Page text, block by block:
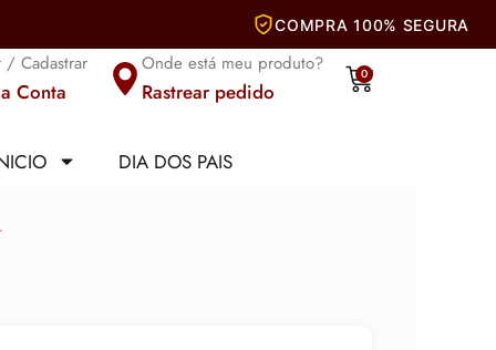
/ Cadastrar
Conta
Onde está meu produto?
Rastrear pedido
0
Carrinho
DIA DOS PAIS